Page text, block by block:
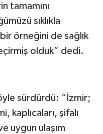
tamamını
sıklıkla
örneğini de sağlık
olduk” dedi.
sürdürdü: “İzmir;
kaplıcaları, şifalı
uygun ulaşım